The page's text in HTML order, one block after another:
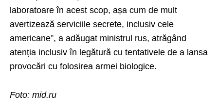
laboratoare în acest scop, așa cum de mult
avertizează serviciile secrete, inclusiv cele
americane”, a adăugat ministrul rus, atrăgând
atenția inclusiv în legătură cu tentativele de a lansa
provocări cu folosirea armei biologice.
Foto: mid.ru